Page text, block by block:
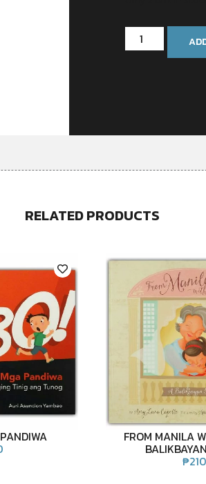
RELATED PRODUCTS
FROM MANILA
₱210